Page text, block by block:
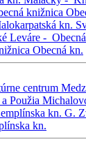
knižnica
kn.
Leváre -
Obecná kn.
centrum
Použia
kn. G.
kn.